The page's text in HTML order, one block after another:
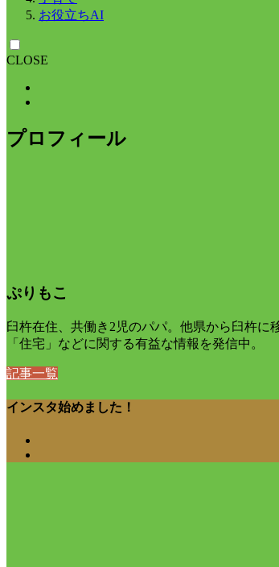
お役立ちAI
CLOSE
プロフィール
ぷりもこ
臼杵在住、共働き2児のパパ。他県から臼杵に
「住宅」などに関する有益な情報を発信中。
記事一覧
インスタ始めました！